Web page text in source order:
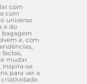
com
com
universo
e do
bagagem
e, com
factos,
mudar
Inspira-se
para ver o